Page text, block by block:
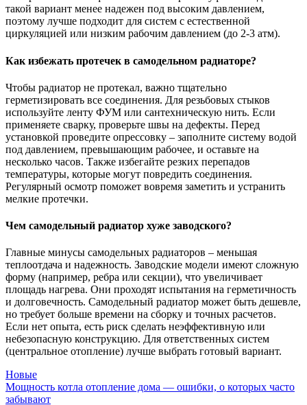
такой вариант менее надежен под высоким давлением,
поэтому лучше подходит для систем с естественной
циркуляцией или низким рабочим давлением (до 2-3 атм).
Как избежать протечек в самодельном радиаторе?
Чтобы радиатор не протекал, важно тщательно
герметизировать все соединения. Для резьбовых стыков
используйте ленту ФУМ или сантехническую нить. Если
применяете сварку, проверьте швы на дефекты. Перед
установкой проведите опрессовку – заполните систему водой
под давлением, превышающим рабочее, и оставьте на
несколько часов. Также избегайте резких перепадов
температуры, которые могут повредить соединения.
Регулярный осмотр поможет вовремя заметить и устранить
мелкие протечки.
Чем самодельный радиатор хуже заводского?
Главные минусы самодельных радиаторов – меньшая
теплоотдача и надежность. Заводские модели имеют сложную
форму (например, ребра или секции), что увеличивает
площадь нагрева. Они проходят испытания на герметичность
и долговечность. Самодельный радиатор может быть дешевле,
но требует больше времени на сборку и точных расчетов.
Если нет опыта, есть риск сделать неэффективную или
небезопасную конструкцию. Для ответственных систем
(центральное отопление) лучше выбрать готовый вариант.
Новые
Мощность котла отопление дома — ошибки, о которых часто
забывают